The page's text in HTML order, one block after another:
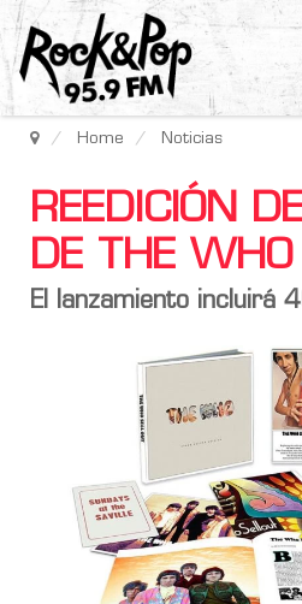
Home Noticias
REEDICIÓN
DE THE WHO
El lanzamiento incluirá